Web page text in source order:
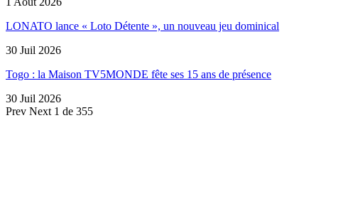
LONATO lance « Loto Détente », un nouveau jeu dominical
30 Juil 2026
Togo : la Maison TV5MONDE fête ses 15 ans de présence
30 Juil 2026
Prev Next 1 de 355